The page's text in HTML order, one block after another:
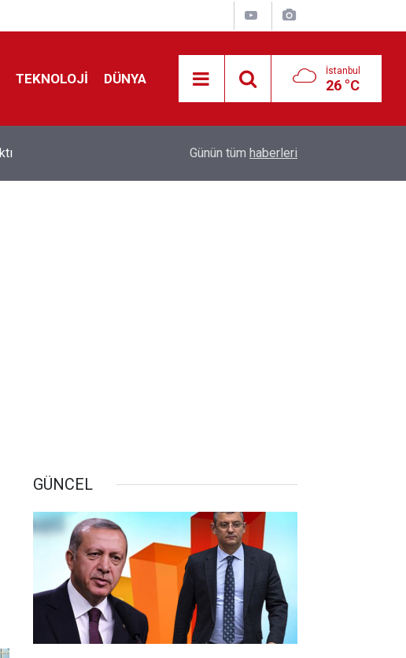
TEKNOLOJİ DÜNYA İstanbul
26 °C
kontrol edecek
Günün tüm haberleri
GÜNCEL